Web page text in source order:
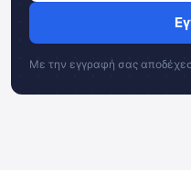
Με την εγγραφή σας